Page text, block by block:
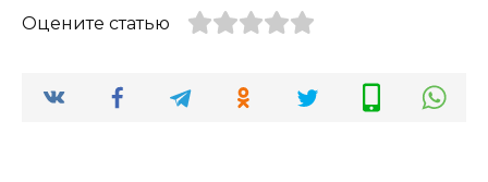
Оцените статью